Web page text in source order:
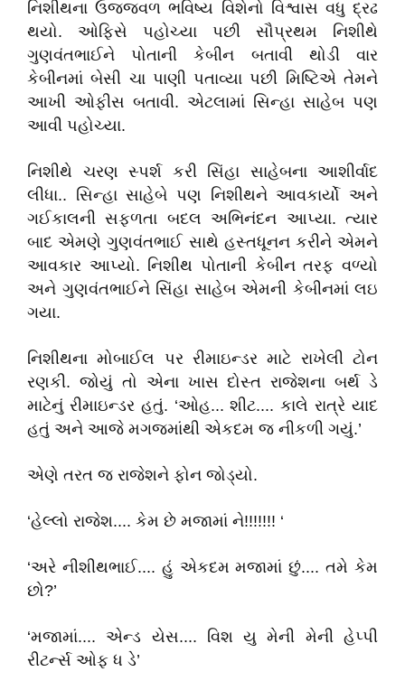
નિશીથના ઉજ્જવળ ભવિષ્ય વિશેનો વિશ્વાસ વધુ દ્રઢ
થયો. ઓફિસે પહોચ્યા પછી સૌપ્રથમ નિશીથે
ગુણવંતભાઈને પોતાની કેબીન બતાવી થોડી વાર
કેબીનમાં બેસી ચા પાણી પતાવ્યા પછી મિષ્ટિએ તેમને
આખી ઓફીસ બતાવી. એટલામાં સિન્હા સાહેબ પણ
આવી પહોચ્યા.
નિશીથે ચરણ સ્પર્શ કરી સિંહા સાહેબના આશીર્વાદ
લીધા.. સિન્હા સાહેબે પણ નિશીથને આવકાર્યો અને
ગઈકાલની સફળતા બદલ અભિનંદન આપ્યા. ત્યાર
બાદ એમણે ગુણવંતભાઈ સાથે હસ્તધૂનન કરીને એમને
આવકાર આપ્યો. નિશીથ પોતાની કેબીન તરફ વળ્યો
અને ગુણવંતભાઈને સિંહા સાહેબ એમની કેબીનમાં લઇ
ગયા.
નિશીથના મોબાઈલ પર રીમાઇન્ડર માટે રાખેલી ટોન
રણકી. જોયું તો એના ખાસ દોસ્ત રાજેશના બર્થ ડે
માટેનું રીમાઇન્ડર હતું. ‘ઓહ... શીટ.... કાલે રાત્રે યાદ
હતું અને આજે મગજમાંથી એકદમ જ નીકળી ગયું.’
એણે તરત જ રાજેશને ફોન જોડ્યો.
‘હેલ્લો રાજેશ.... કેમ છે મજામાં ને!!!!!!! ‘
‘અરે નીશીથભાઈ.... હું એકદમ મજામાં છું.... તમે કેમ
છો?’
‘મજામાં.... એન્ડ યેસ.... વિશ યુ મેની મેની હેપ્પી
રીટર્ન્સ ઓફ ધ ડે’